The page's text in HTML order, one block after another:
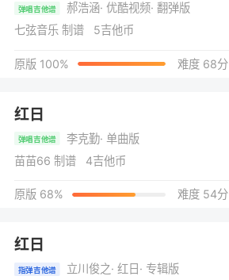
弹唱吉他谱 郝浩涵· 优酷视频· 翻弹版
七弦音乐 制谱 5吉他币
原版 100% 难度 68分
红日
弹唱吉他谱 李克勤· 单曲版
苗苗66 制谱 4吉他币
原版 68% 难度 54分
红日
指弹吉他谱 立川俊之· 红日 · 专辑版